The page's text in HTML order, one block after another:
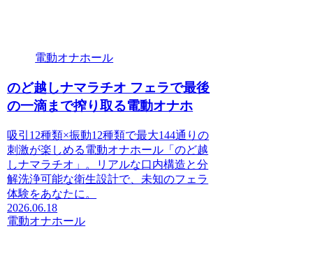
電動オナホール
のど越しナマラチオ フェラで最後
の一滴まで搾り取る電動オナホ
吸引12種類×振動12種類で最大144通りの
刺激が楽しめる電動オナホール「のど越
しナマラチオ」。リアルな口内構造と分
解洗浄可能な衛生設計で、未知のフェラ
体験をあなたに。
2026.06.18
電動オナホール